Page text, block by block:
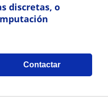
discretas, o
Contactar